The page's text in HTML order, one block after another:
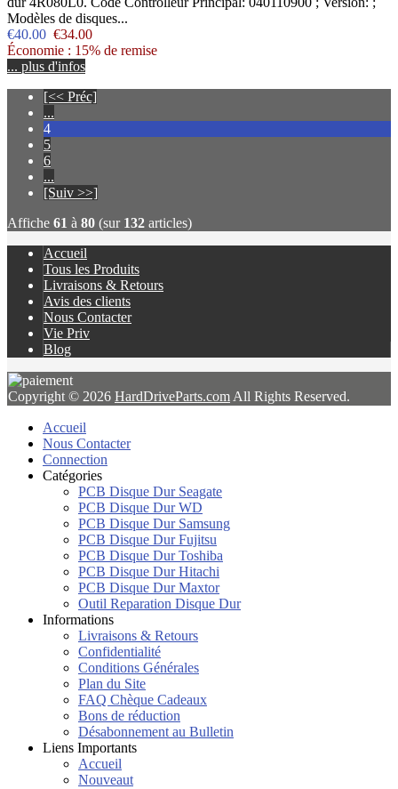
Modèles de disques...
€40.00 €34.00
Économie : 15% de remise
... plus d'infos
[<< Préc]
...
4
5
6
...
[Suiv >>]
Affiche 61 à 80 (sur 132 articles)
Accueil
Tous les Produits
Livraisons & Retours
Avis des clients
Nous Contacter
Vie Priv
Blog
Copyright © 2026 HardDriveParts.com All Rights Reserved.
Accueil
Nous Contacter
Connection
Catégories
PCB Disque Dur Seagate
PCB Disque Dur WD
PCB Disque Dur Samsung
PCB Disque Dur Fujitsu
PCB Disque Dur Toshiba
PCB Disque Dur Hitachi
PCB Disque Dur Maxtor
Outil Reparation Disque Dur
Informations
Livraisons & Retours
Confidentialité
Conditions Générales
Plan du Site
FAQ Chèque Cadeaux
Bons de réduction
Désabonnement au Bulletin
Liens Importants
Accueil
Nouveaut